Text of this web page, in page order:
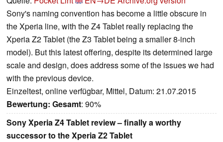
Sony's naming convention has become a little obscure in
the Xperia line, with the Z4 Tablet really replacing the
Xperia Z2 Tablet (the Z3 Tablet being a smaller 8-inch
model). But this latest offering, despite its determined large
scale and design, does address some of the issues we had
with the previous device.
Einzeltest, online verfügbar, Mittel, Datum: 21.07.2015
Bewertung: Gesamt: 90%
Sony Xperia Z4 Tablet review – finally a worthy
successor to the Xperia Z2 Tablet